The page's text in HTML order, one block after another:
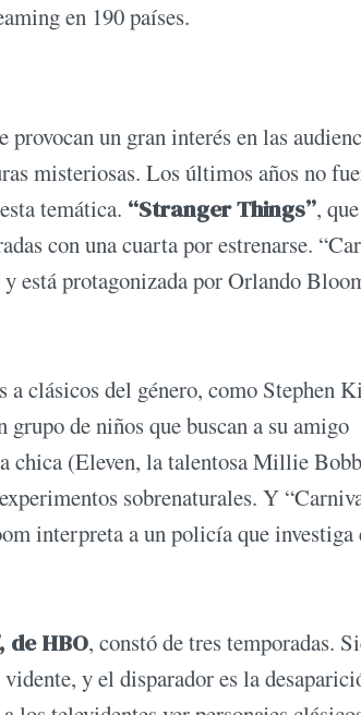
en 190 países.
un gran interés en las
misteriosas. Los últimos años no
temática. “Stranger Things”,
con una cuarta por estrenarse.
está protagonizada por Orlando
a clásicos del género, como Stephen
de niños que buscan a su amigo
chica (Eleven, la talentosa Millie
sobrenaturales. Y
interpreta a un policía que investiga
de HBO, constó de tres temporadas.
y el disparador es la